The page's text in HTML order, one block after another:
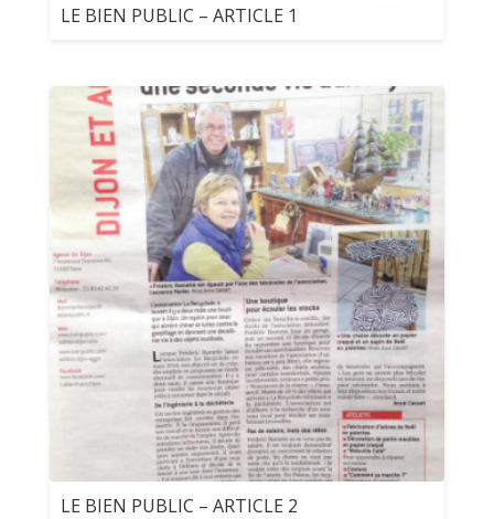
LE BIEN PUBLIC – ARTICLE 1
LE BIEN PUBLIC – ARTICLE 2